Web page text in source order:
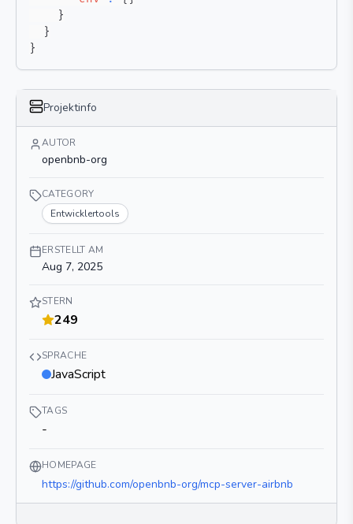
}
}
}
Projektinfo
AUTOR
openbnb-org
CATEGORY
Entwicklertools
ERSTELLT AM
Aug 7, 2025
STERN
249
SPRACHE
JavaScript
TAGS
-
HOMEPAGE
https://github.com/openbnb-org/mcp-server-airbnb